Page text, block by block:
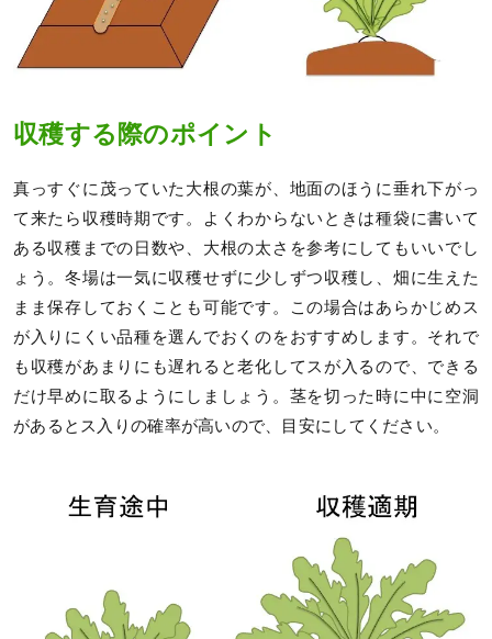
収穫する際のポイント
真っすぐに茂っていた大根の葉が、地面のほうに垂れ下がっ
て来たら収穫時期です。よくわからないときは種袋に書いて
ある収穫までの日数や、大根の太さを参考にしてもいいでし
ょう。冬場は一気に収穫せずに少しずつ収穫し、畑に生えた
まま保存しておくことも可能です。この場合はあらかじめス
が入りにくい品種を選んでおくのをおすすめします。それで
も収穫があまりにも遅れると老化してスが入るので、できる
だけ早めに取るようにしましょう。茎を切った時に中に空洞
があるとス入りの確率が高いので、目安にしてください。